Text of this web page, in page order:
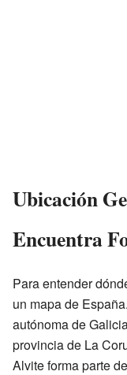
Ubicación
Encuentra
Para entender
un mapa de
autónoma de
provincia de La
Alvite forma parte